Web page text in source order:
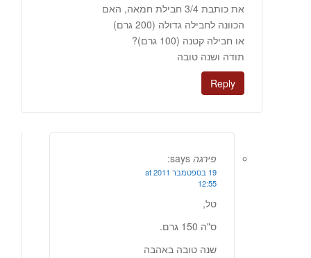
את כותבת 3/4 חבילת חמאה, האם
הכוונה לחבילה גדולה (200 גרם)
או חבילה קטנה (100 גרם)?
תודה ושנה טובה
Reply
פירגה says:
19 בספטמבר 2011 at
12:55
טל,
ס"ה 150 גרם.
שנה טובה באהבה